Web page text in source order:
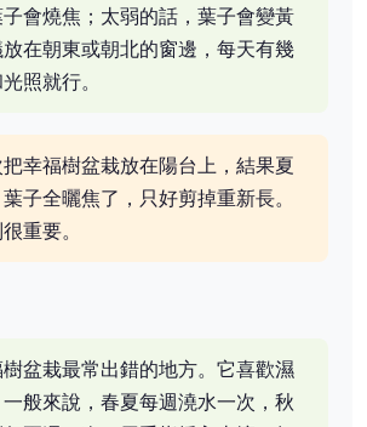
會燒焦；太弱的話，葉子會變黃
在朝東或朝北的窗邊，每天有幾
照就行。
幸福樹盆栽放在陽台上，結果夏
子全曬焦了，只好剪掉重新長。
重要。
盆栽最常出錯的地方。它喜歡濕
般來說，春夏每週澆水一次，秋